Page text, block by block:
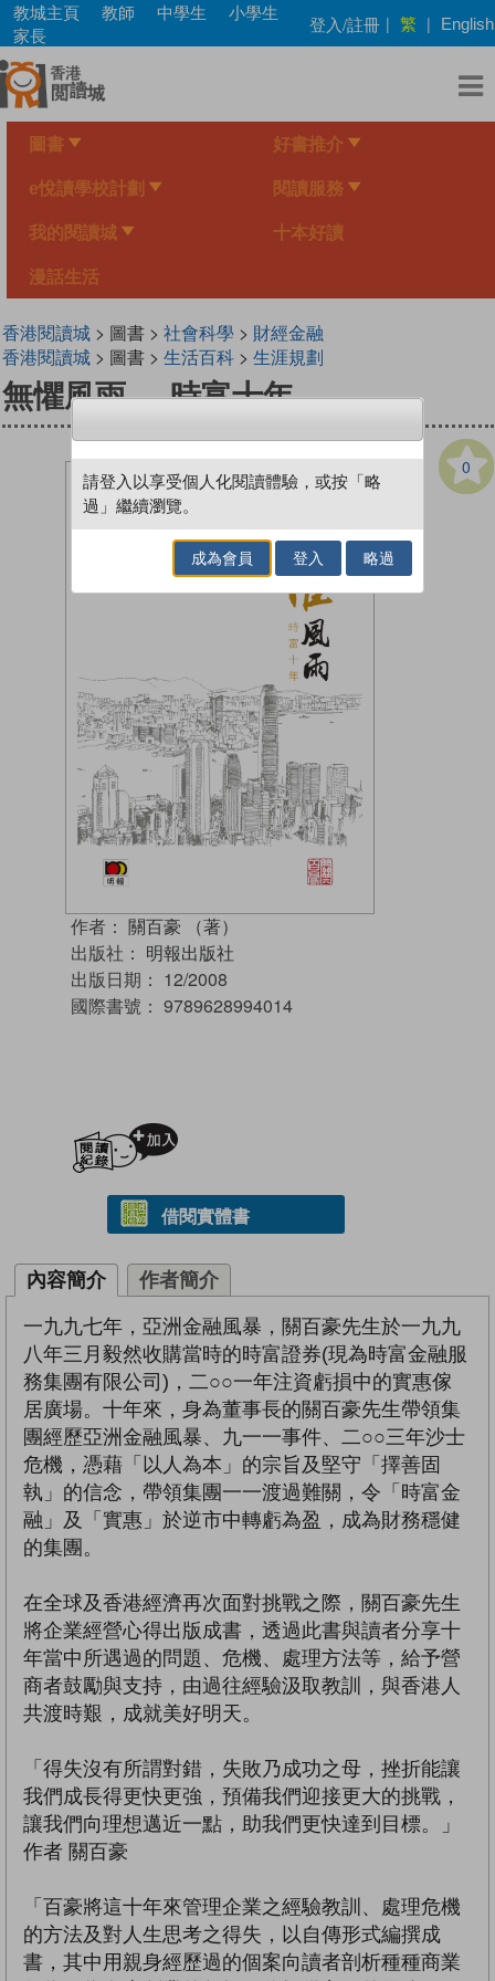
Skip
main
content
教城主頁 教師 中學生
小學生
家長
登入/註冊 | 繁 | English
圖書 好書推介
e悅讀學校計劃 閱讀服務
我的閱讀城 十本好讀
漫話生活
香港閱讀城> 圖書 > 社會科學 > 財經金融
香港閱讀城> 圖書 > 生活百科> 生涯規劃
無懼風雨──時富十年
0
作者： 關百豪 （著）
出版社： 明報出版社
出版日期： 12/2008
國際書號： 9789628994014
借閱實體書
內容簡介 作者簡介
一九九七年，亞洲金融風暴，關百豪先生於一九九
八年三月毅然收購當時的時富證券(現為時富金融服
務集團有限公司)，二○○一年注資虧損中的實惠傢
居廣場。十年來，身為董事長的關百豪先生帶領集
團經歷亞洲金融風暴、九一一事件、二○○三年沙士
危機，憑藉「以人為本」的宗旨及堅守「擇善固
執」的信念，帶領集團一一渡過難關，令「時富金
融」及「實惠」於逆市中轉虧為盈，成為財務穩健
的集團。
在全球及香港經濟再次面對挑戰之際，關百豪先生
將企業經營心得出版成書，透過此書與讀者分享十
年當中所遇過的問題、危機、處理方法等，給予營
商者鼓勵與支持，由過往經驗汲取教訓，與香港人
共渡時艱，成就美好明天。
「得失沒有所謂對錯，失敗乃成功之母，挫折能讓
我們成長得更快更強，預備我們迎接更大的挑戰，
讓我們向理想邁近一點，助我們更快達到目標。」
作者 關百豪
「百豪將這十年來管理企業之經驗教訓、處理危機
的方法及對人生思考之得失，以自傳形式編撰成
書，其中用親身經歷過的個案向讀者剖析種種商業
請登入以享受個人化閱讀體驗，或按「略
過」繼續瀏覽。
成為會員 登入 略過